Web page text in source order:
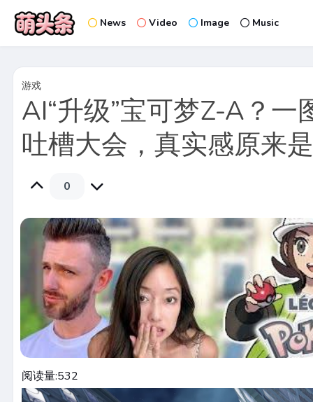
News Video Image Music
游戏
AI“升级”宝可梦Z-A？一
吐槽大会，真实感原来
0
阅读量:532